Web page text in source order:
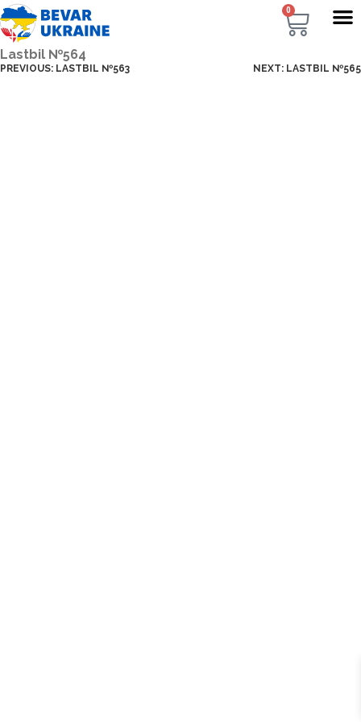
0
Lastbil №564
PREVIOUS: LASTBIL №563 NEXT: LASTBIL №565